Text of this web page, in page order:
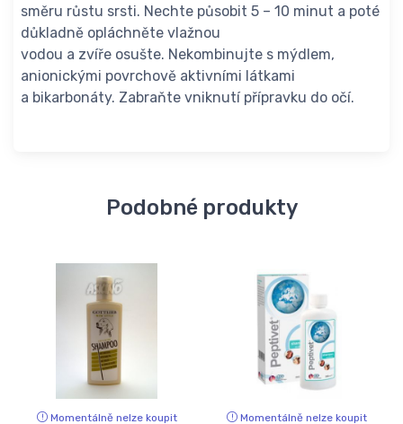
směru růstu srsti. Nechte působit 5 – 10 minut a poté
důkladně opláchněte vlažnou
vodou a zvíře osušte. Nekombinujte s mýdlem,
anionickými povrchově aktivními látkami
a bikarbonáty. Zabraňte vniknutí přípravku do očí.
Podobné produkty
Momentálně nelze koupit Momentálně nelze koupit